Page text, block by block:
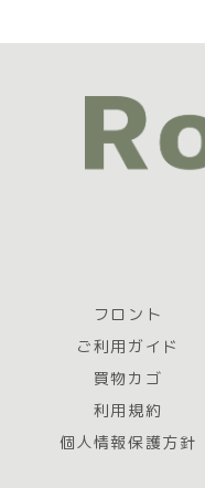
フロント
ご利用ガイド
買物カゴ
利用規約
個人情報保護方針